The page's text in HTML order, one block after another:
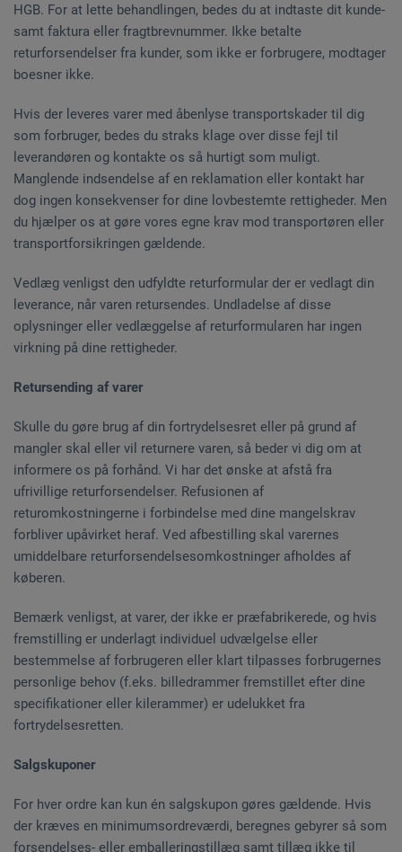
HGB. For at lette behandlingen, bedes du at indtaste dit kunde-
samt faktura eller fragtbrevnummer. Ikke betalte
returforsendelser fra kunder, som ikke er forbrugere, modtager
boesner ikke.
Hvis der leveres varer med åbenlyse transportskader til dig
som forbruger, bedes du straks klage over disse fejl til
leverandøren og kontakte os så hurtigt som muligt.
Manglende indsendelse af en reklamation eller kontakt har
dog ingen konsekvenser for dine lovbestemte rettigheder. Men
du hjælper os at gøre vores egne krav mod transportøren eller
transportforsikringen gældende.
Vedlæg venligst den udfyldte returformular der er vedlagt din
leverance, når varen retursendes. Undladelse af disse
oplysninger eller vedlæggelse af returformularen har ingen
virkning på dine rettigheder.
Retursending af varer
Skulle du gøre brug af din fortrydelsesret eller på grund af
mangler skal eller vil returnere varen, så beder vi dig om at
informere os på forhånd. Vi har det ønske at afstå fra
ufrivillige returforsendelser. Refusionen af
returomkostningerne i forbindelse med dine mangelskrav
forbliver upåvirket heraf. Ved afbestilling skal varernes
umiddelbare returforsendelsesomkostninger afholdes af
køberen.
Bemærk venligst, at varer, der ikke er præfabrikerede, og hvis
fremstilling er underlagt individuel udvælgelse eller
bestemmelse af forbrugeren eller klart tilpasses forbrugernes
personlige behov (f.eks. billedrammer fremstillet efter dine
specifikationer eller kilerammer) er udelukket fra
fortrydelsesretten.
Salgskuponer
For hver ordre kan kun én salgskupon gøres gældende. Hvis
der kræves en minimumsordreværdi, beregnes gebyrer så som
forsendelses- eller emballeringstillæg samt tillæg ikke til